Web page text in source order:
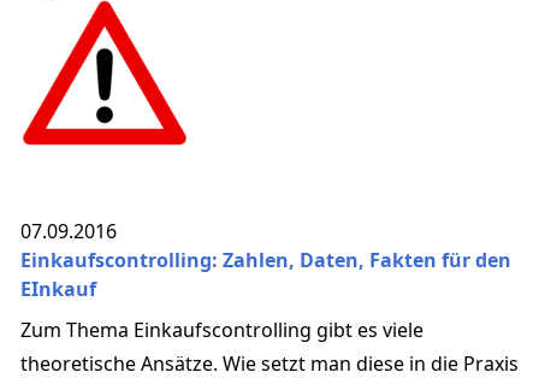
verschieben.
07.09.2016
Einkaufscontrolling: Zahlen, Daten, Fakten für den
EInkauf
Zum Thema Einkaufscontrolling gibt es viele
theoretische Ansätze. Wie setzt man diese in die Praxis